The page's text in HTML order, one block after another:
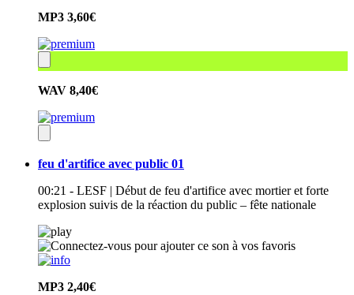
MP3 3,60€
WAV 8,40€
feu d'artifice avec public 01
00:21 - LESF | Début de feu d'artifice avec mortier et forte
explosion suivis de la réaction du public – fête nationale
MP3 2,40€